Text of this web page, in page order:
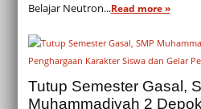
Belajar Neutron...Read more »
Tutup Semester Gasal,
Muhammadiyah 2